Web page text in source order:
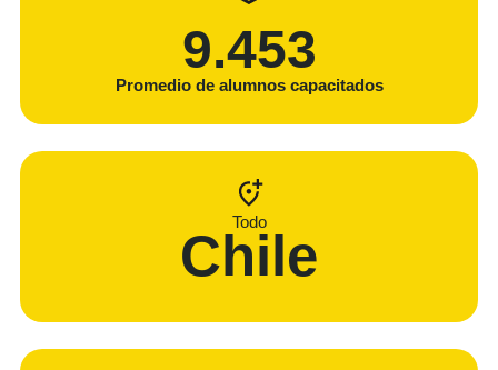
Promedio de alumnos capacitados
12.891
Todo
Chile